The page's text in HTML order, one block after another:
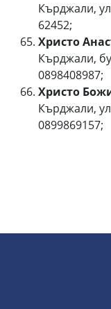
Кърджали,
62452;
Христо
Кърджали,
0898408987;
Христо
Кърджали,
0899869157;